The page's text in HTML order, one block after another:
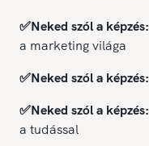
✅Neked szól a képzés:
a marketing világa
✅Neked szól a képzés:
✅Neked szól a képzés:
a tudással